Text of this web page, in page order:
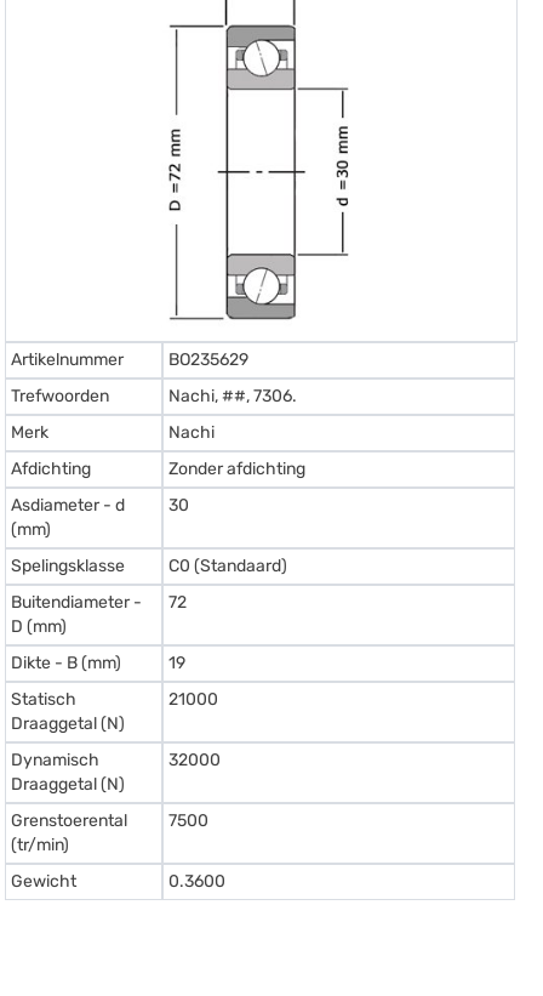
Artikelnummer
BO235629
Trefwoorden
Nachi, ##, 7306.
Merk
Nachi
Afdichting
Zonder afdichting
Asdiameter - d
(mm)
30
Spelingsklasse
C0 (Standaard)
Buitendiameter -
D (mm)
72
Dikte - B (mm)
19
Statisch
Draaggetal (N)
21000
Dynamisch
Draaggetal (N)
32000
Grenstoerental
(tr/min)
7500
Gewicht 0.3600